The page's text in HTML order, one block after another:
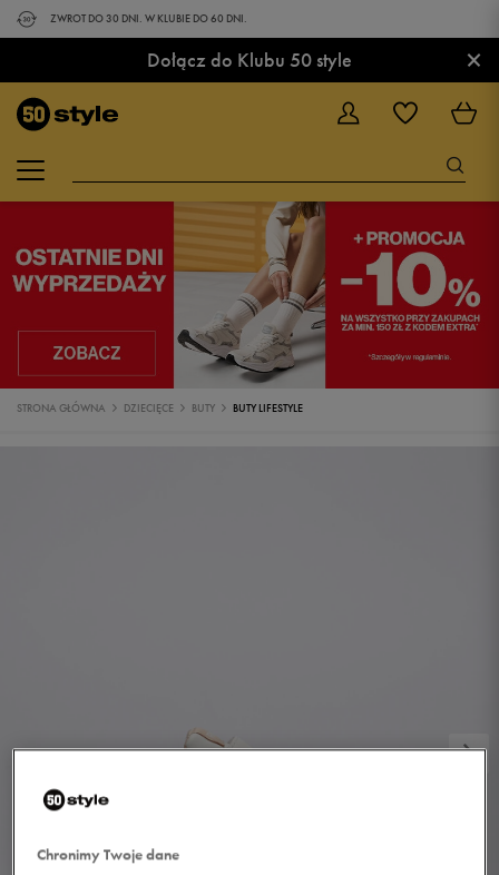
ZWROT DO 30 DNI. W KLUBIE DO 60 DNI.
Dołącz do Klubu 50 style ×
STRONA GŁÓWNA DZIECIĘCE BUTY BUTY LIFESTYLE
Chronimy Twoje dane